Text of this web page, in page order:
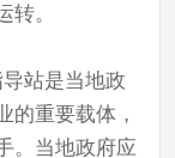
。
站是当地政
的重要载体，
。当地政府应